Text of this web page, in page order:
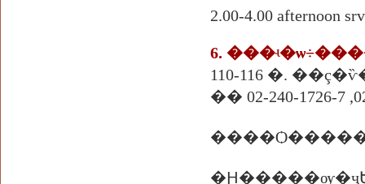
2.00-4.00 afternoon
6.
110-116 �.
�� 02-240-1726-7